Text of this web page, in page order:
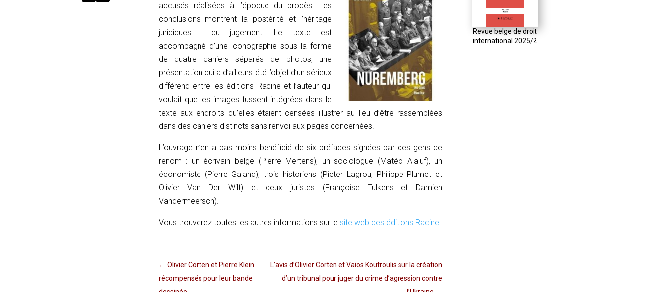
u.pathname.toLowerCase().replace(/\/+$/,
accusés réalisées à l’époque du procès. Les
conclusions montrent la postérité et l’héritage
juridiques du jugement. Le texte est
accompagné d’une iconographie sous la forme
de quatre cahiers séparés de photos, une
présentation qui a d’ailleurs été l’objet d’un sérieux
différend entre les éditions Racine et l’auteur qui
voulait que les images fussent intégrées dans le
texte aux endroits qu’elles étaient censées illustrer au lieu d’être rassemblées
dans des cahiers distincts sans renvoi aux pages concernées.
L’ouvrage n’en a pas moins bénéficié de six préfaces signées par des gens de
renom : un écrivain belge (Pierre Mertens), un sociologue (Matéo Alaluf), un
économiste (Pierre Galand), trois historiens (Pieter Lagrou, Philippe Plumet et
Olivier Van Der Wilt) et deux juristes (Françoise Tulkens et Damien
Vandermeersch).
Vous trouverez toutes les autres informations sur le site web des éditions Racine.
← Olivier Corten et Pierre Klein
récompensés pour leur bande
L’avis d’Olivier Corten et Vaios Koutroulis sur la création
d’un tribunal pour juger du crime d’agression contre
Revue belge de droit
international 2025/2